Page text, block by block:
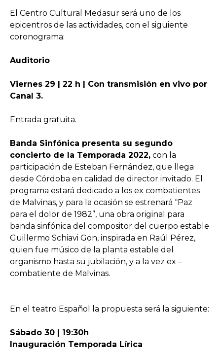
El Centro Cultural Medasur será uno de los
epicentros de las actividades, con el siguiente
coronograma:
Auditorio
Viernes 29 | 22 h | Con transmisión en vivo por
Canal 3.
Entrada gratuita.
Banda Sinfónica presenta su segundo
concierto de la Temporada 2022, con la
participación de Esteban Fernández, que llega
desde Córdoba en calidad de director invitado. El
programa estará dedicado a los ex combatientes
de Malvinas, y para la ocasión se estrenará “Paz
para el dolor de 1982”, una obra original para
banda sinfónica del compositor del cuerpo estable
Guillermo Schiavi Gon, inspirada en Raúl Pérez,
quien fue músico de la planta estable del
organismo hasta su jubilación, y a la vez ex –
combatiente de Malvinas.
En el teatro Español la propuesta será la siguiente:
Sábado 30 | 19:30h
Inauguración Temporada Lírica